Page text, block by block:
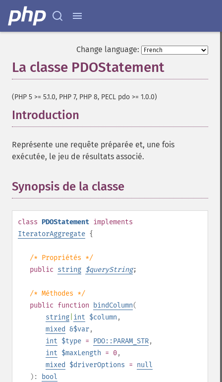
Change language:
La classe PDOStatement
(PHP 5 >= 5.1.0, PHP 7, PHP 8, PECL pdo >= 1.0.0)
Introduction
Représente une requête préparée et, une fois
exécutée, le jeu de résultats associé.
Synopsis de la classe
class PDOStatement implements
IteratorAggregate {
/* Propriétés */
public string $queryString;
/* Méthodes */
public function bindColumn(
string int $column ,
mixed &$var,
int $type = PDO::PARAM_STR,
int $maxLength = 0,
mixed
$driverOptions = null
):
bool